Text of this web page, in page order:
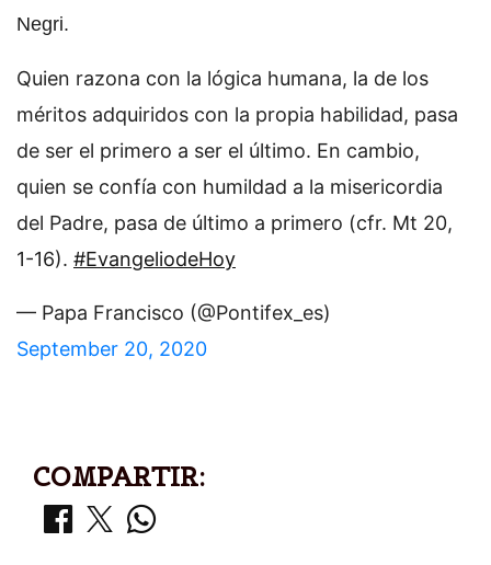
Negri.
Quien razona con la lógica humana, la de los
méritos adquiridos con la propia habilidad, pasa
de ser el primero a ser el último. En cambio,
quien se confía con humildad a la misericordia
del Padre, pasa de último a primero (cfr. Mt 20,
1-16). #EvangeliodeHoy
— Papa Francisco (@Pontifex_es)
September 20, 2020
COMPARTIR: